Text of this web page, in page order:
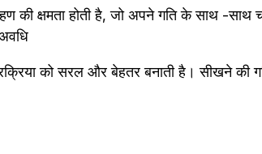
की क्षमता होती है, जो अपने गति के साथ -साथ
को सरल और बेहतर बनाती है। सीखने की